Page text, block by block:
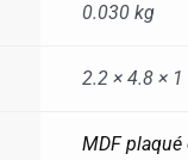
0.030 kg
2.2 × 4.8 × 1
MDF plaqué